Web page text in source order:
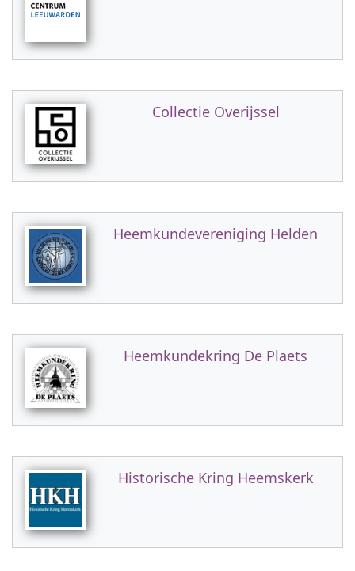
Collectie Overijssel
Heemkundevereniging Helden
Heemkundekring De Plaets
Historische Kring Heemskerk